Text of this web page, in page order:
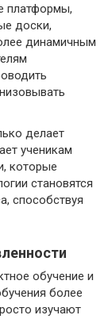
платформы,
доски,
динамичным
делает
ученикам
которые
становятся
способствуя
обучение и
более
изучают